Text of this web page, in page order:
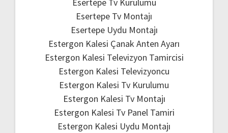
Esertepe Tv Kurulumu
Esertepe Tv Montajı
Esertepe Uydu Montajı
Estergon Kalesi Çanak Anten Ayarı
Estergon Kalesi Televizyon Tamircisi
Estergon Kalesi Televizyoncu
Estergon Kalesi Tv Kurulumu
Estergon Kalesi Tv Montajı
Estergon Kalesi Tv Panel Tamiri
Estergon Kalesi Uydu Montajı